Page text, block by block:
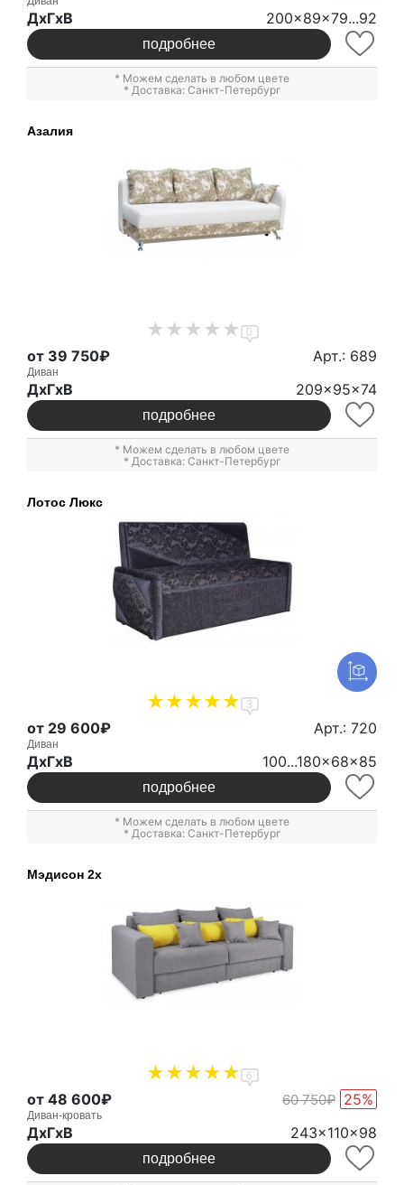
ДxГxВ 200x89x79...92
подробнее
* Можем сделать в любом цвете
* Доставка: Санкт-Петербург
Азалия
0
от 39 750₽ Арт.: 689
Диван
ДxГxВ 209x95x74
подробнее
* Можем сделать в любом цвете
* Доставка: Санкт-Петербург
Лотос Люкс
3
от 29 600₽ Арт.: 720
Диван
ДxГxВ 100...180x68x85
подробнее
* Можем сделать в любом цвете
* Доставка: Санкт-Петербург
Мэдисон 2х
6
от 48 600₽ 60 750₽ 25%
Диван-кровать
ДxГxВ 243x110x98
подробнее